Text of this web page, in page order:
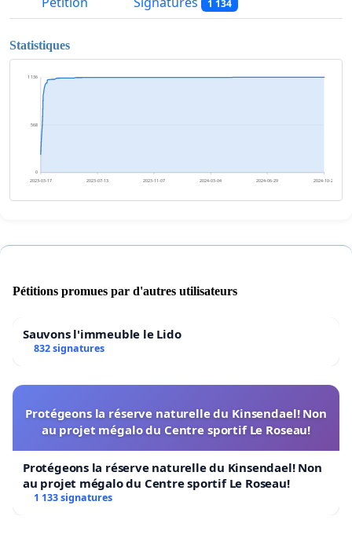
1 134
Statistiques
0
568
1 136
2023-03-17 2023-07-13 2023-11-07 2024-03-04 2024-06-29 2024-10-25
Pétitions promues par d'autres utilisateurs
Sauvons l'immeuble le Lido
832 signatures
Protégeons la réserve naturelle du Kinsendael! Non
au projet mégalo du Centre sportif Le Roseau!
Protégeons la réserve naturelle du Kinsendael! Non
au projet mégalo du Centre sportif Le Roseau!
1 133 signatures